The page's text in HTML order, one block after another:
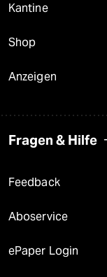
Kantine
Shop
Anzeigen
Fragen & Hilfe
Feedback
Aboservice
ePaper Login